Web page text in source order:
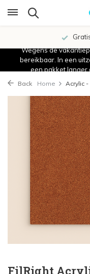
Wegens de
bereikbaar. In een
een pakket langer
Back Home Acrylic
FilRight